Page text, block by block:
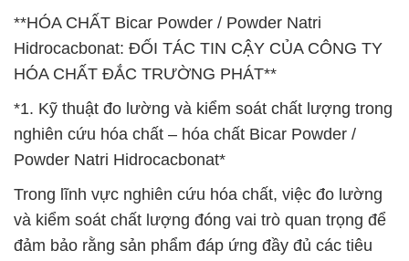
**HÓA CHẤT Bicar Powder / Powder Natri
Hidrocacbonat: ĐỐI TÁC TIN CẬY CỦA CÔNG TY
HÓA CHẤT ĐẮC TRƯỜNG PHÁT**
*1. Kỹ thuật đo lường và kiểm soát chất lượng trong
nghiên cứu hóa chất – hóa chất Bicar Powder /
Powder Natri Hidrocacbonat*
Trong lĩnh vực nghiên cứu hóa chất, việc đo lường
và kiểm soát chất lượng đóng vai trò quan trọng để
đảm bảo rằng sản phẩm đáp ứng đầy đủ các tiêu